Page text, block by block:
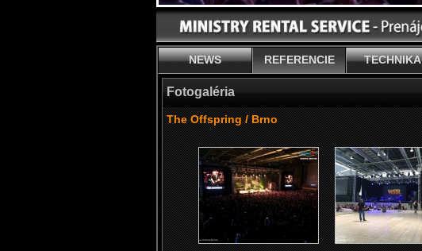
NEWS REFERENCIE TECHNIKA
Fotogaléria
The Offspring / Brno